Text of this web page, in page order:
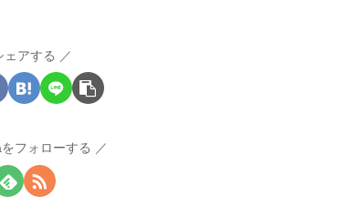
ェアする
フォローする